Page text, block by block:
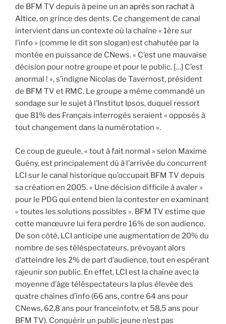
de BFM TV depuis à peine un an après son rachat à
Altice, on grince des dents. Ce changement de canal
intervient dans un contexte où la chaîne « 1ère sur
l’info » (comme le dit son slogan) est chahutée par la
montée en puissance de CNews. « C’est une mauvaise
décision pour notre groupe et pour le public. […] C’est
anormal ! », s’indigne Nicolas de Tavernost, président
de BFM TV et RMC. Le groupe a même commandé un
sondage sur le sujet à l’Institut Ipsos, duquel ressort
que 81% des Français interrogés seraient « opposés à
tout changement dans la numérotation ».
Ce coup de gueule, « tout à fait normal » selon Maxime
Guény, est principalement dû à l’arrivée du concurrent
LCI sur le canal historique qu’occupait BFM TV depuis
sa création en 2005. « Une décision difficile à avaler »
pour le PDG qui entend bien la contester en examinant
« toutes les solutions possibles ». BFM TV estime que
cette manœuvre lui fera perdre 16% de son audience.
De son côté, LCI anticipe une augmentation de 20% du
nombre de ses téléspectateurs, prévoyant alors
d’atteindre les 2% de part d’audience, tout en espérant
rajeunir son public. En effet, LCI est la chaîne avec la
moyenne d’âge téléspectateurs la plus élevée des
quatre chaînes d’info (66 ans, contre 64 ans pour
CNews, 62,8 ans pour franceinfotv, et 58,5 ans pour
BFM TV). Conquérir un public jeune n’est pas